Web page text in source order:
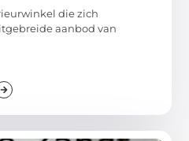
die zich
aanbod van